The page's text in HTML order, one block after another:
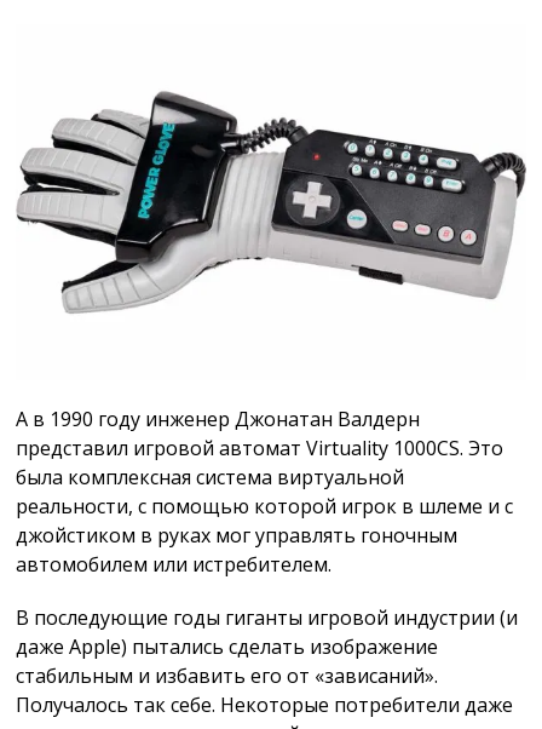
А в 1990 году инженер Джонатан Валдерн
представил игровой автомат Virtuality 1000CS. Это
была комплексная система виртуальной
реальности, с помощью которой игрок в шлеме и с
джойстиком в руках мог управлять гоночным
автомобилем или истребителем.
В последующие годы гиганты игровой индустрии (и
даже Apple) пытались сделать изображение
стабильным и избавить его от «зависаний».
Получалось так себе. Некоторые потребители даже